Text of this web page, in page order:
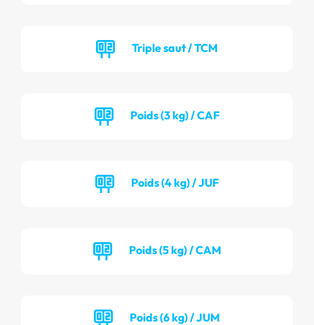
Triple saut / TCM
Poids (3 kg) / CAF
Poids (4 kg) / JUF
Poids (5 kg) / CAM
Poids (6 kg) / JUM